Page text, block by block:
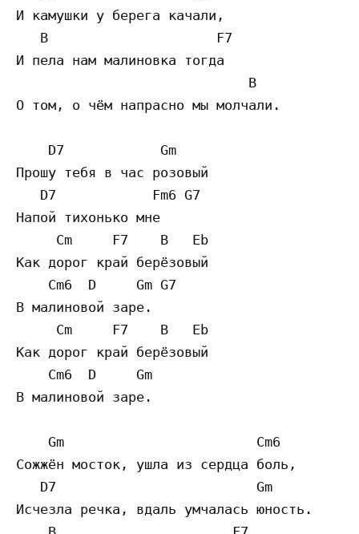
И камушки у берега качали,
   B                     F7
И пела нам малиновка тогда
                             B
О том, о чём напрасно мы молчали.
    D7            Gm
Прошу тебя в час розовый
   D7            Fm6 G7
Напой тихонько мне
     Cm     F7    B   Eb
Как дорог край берёзовый
    Cm6  D     Gm G7
В малиновой заре.
     Cm     F7    B   Eb
Как дорог край берёзовый
    Cm6  D     Gm
В малиновой заре.
    Gm                        Cm6
Сожжён мосток, ушла из сердца боль,
   D7                         Gm
Исчезла речка, вдаль умчалась юность.